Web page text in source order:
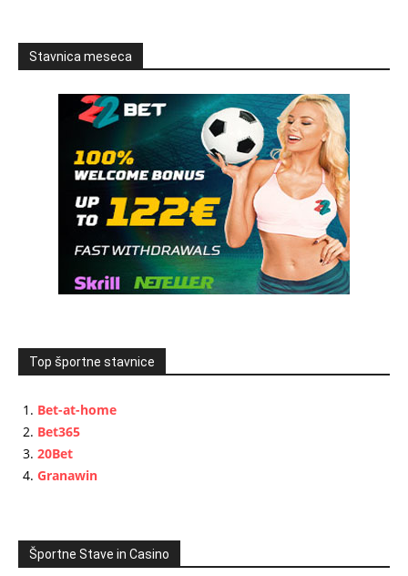
Stavnica meseca
Top športne stavnice
Bet-at-home
Bet365
20Bet
Granawin
Športne Stave in Casino